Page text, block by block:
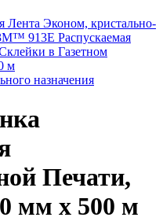
Лента Эконом, кристально-
913E Распускаемая
в Газетном
м
назначения
Печати,
мм x 500 м